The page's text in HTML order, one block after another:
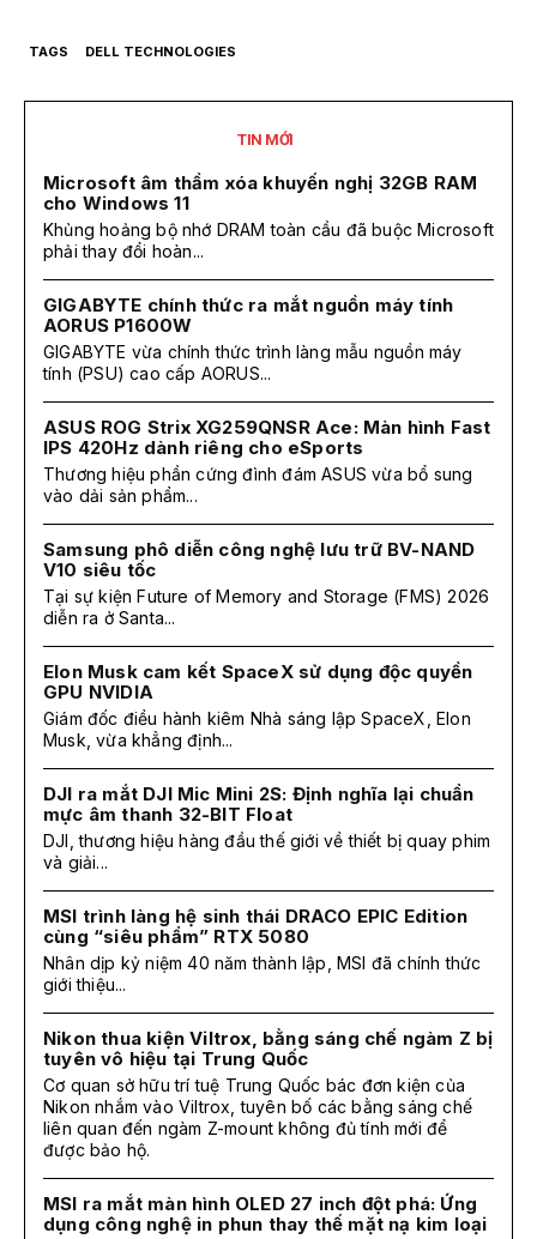
TAGS DELL TECHNOLOGIES
TIN MỚI
Microsoft âm thầm xóa khuyến nghị 32GB RAM
cho Windows 11
Khủng hoảng bộ nhớ DRAM toàn cầu đã buộc Microsoft
phải thay đổi hoàn...
GIGABYTE chính thức ra mắt nguồn máy tính
AORUS P1600W
GIGABYTE vừa chính thức trình làng mẫu nguồn máy
tính (PSU) cao cấp AORUS...
ASUS ROG Strix XG259QNSR Ace: Màn hình Fast
IPS 420Hz dành riêng cho eSports
Thương hiệu phần cứng đình đám ASUS vừa bổ sung
vào dải sản phẩm...
Samsung phô diễn công nghệ lưu trữ BV-NAND
V10 siêu tốc
Tại sự kiện Future of Memory and Storage (FMS) 2026
diễn ra ở Santa...
Elon Musk cam kết SpaceX sử dụng độc quyền
GPU NVIDIA
Giám đốc điều hành kiêm Nhà sáng lập SpaceX, Elon
Musk, vừa khẳng định...
DJI ra mắt DJI Mic Mini 2S: Định nghĩa lại chuẩn
mực âm thanh 32-BIT Float
DJI, thương hiệu hàng đầu thế giới về thiết bị quay phim
và giải...
MSI trình làng hệ sinh thái DRACO EPIC Edition
cùng “siêu phẩm” RTX 5080
Nhân dịp kỷ niệm 40 năm thành lập, MSI đã chính thức
giới thiệu...
Nikon thua kiện Viltrox, bằng sáng chế ngàm Z bị
tuyên vô hiệu tại Trung Quốc
Cơ quan sở hữu trí tuệ Trung Quốc bác đơn kiện của
Nikon nhắm vào Viltrox, tuyên bố các bằng sáng chế
liên quan đến ngàm Z-mount không đủ tính mới để
được bảo hộ.
MSI ra mắt màn hình OLED 27 inch đột phá: Ứng
dụng công nghệ in phun thay thế mặt nạ kim loại